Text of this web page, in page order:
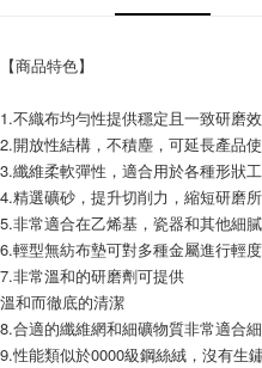
【商品特色】
1.不織布均勻性提供穩定且一致研磨
2.開放性結構，不積塵，可延長產品
3.纖維柔軟彈性，適合用於各種形狀
4.精選礦砂，提升切削力，縮短研磨
5.非常適合在乙烯基，瓷器和其他細
6.輕型無紡布墊可對多種金屬進行輕
7.非常溫和的研磨劑可提供
溫和而徹底的清潔
8.合適的纖維網和細礦物質非常適合
9.性能類似於0000級鋼絲絨，沒有生